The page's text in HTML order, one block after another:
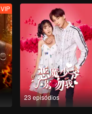
VIP
23 episódios